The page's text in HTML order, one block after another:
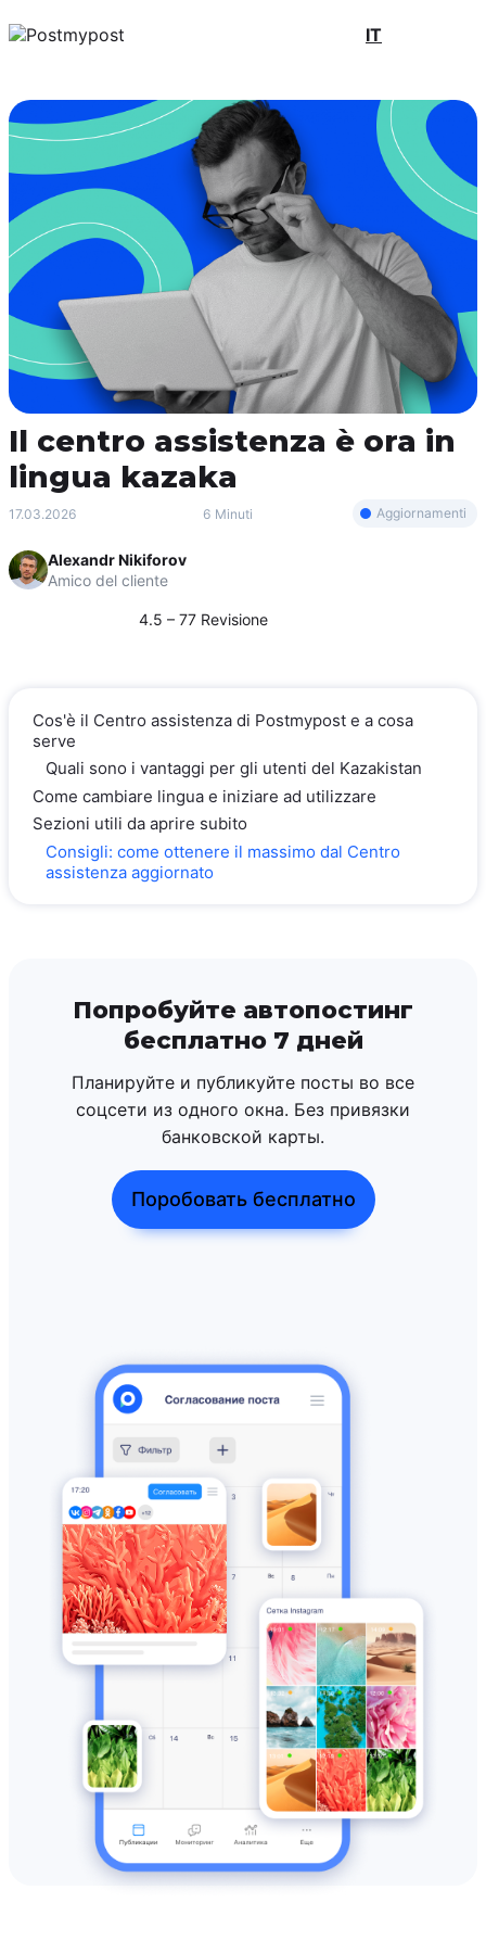
IT
Il centro assistenza è ora in
lingua kazaka
17.03.2026 6 Minuti Aggiornamenti
Alexandr Nikiforov
Amico del cliente
4.5 – 77 Revisione
Cos'è il Centro assistenza di Postmypost e a cosa
serve
Quali sono i vantaggi per gli utenti del Kazakistan
Come cambiare lingua e iniziare ad utilizzare
Sezioni utili da aprire subito
Consigli: come ottenere il massimo dal Centro
assistenza aggiornato
Попробуйте автопостинг
бесплатно 7 дней
Планируйте и публикуйте посты во все
соцсети из одного окна. Без привязки
банковской карты.
Поробовать бесплатно